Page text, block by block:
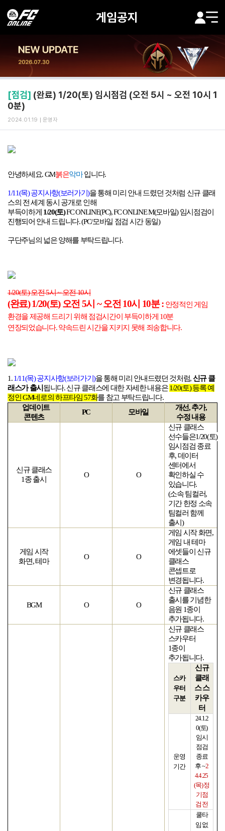
게임공지
[점검] (완료) 1/20(토) 임시점검 (오전 5시 ~ 오전 10시 1
0분)
2024.01.19 운영자
안녕하세요.GM붉은악마입니다.
1/11(목)공지사항(보러가기)을 통해 미리 안내 드렸던 것처럼 신규 클래
스의 전 세계 동시 공개로 인해
부득이하게 1/20(토)FC ONLINE(PC), FC ONLINE M(모바일)임시점검이
진행되어 안내 드립니다. (PC/모바일 점검 시간 동일)
구단주님의 넓은 양해를 부탁드립니다.
1/20(토)오전5시~오전10시
(완료) 1/20(토)오전 5시 ~오전 10시 10분: 안정적인 게임
환경을 제공해 드리기 위해 점검시간이 부득이하게 10분
연장되었습니다.약속드린 시간을 지키지 못해 죄송합니다.
1.1/11(목)공지사항(보러가기)을 통해 미리 안내드렸던 것처럼,신규 클
래스가 출시 됩니다.신규 클래스에 대한 자세한 내용은1/20(토)등록 예
정인 GM네로의 하프타임57화를 참고 부탁드립니다.
업데이트
콘텐츠
PC 모바일
개선,추가,
수정 내용
신규 클래스
1종 출시
O O
신규 클래스
선수들은1/20(토)
임시점검 종료
후,데이터
센터에서
확인하실 수
있습니다.
(소속 팀컬러,
기간 한정 소속
팀컬러 함께
출시 )
게임 시작
화면,테마
O O
게임 시작 화면,
게임 내 테마
에셋들이 신규
클래스
콘셉트로
변경됩니다.
BGM O O
신규 클래스
출시를 기념한
음원 1종이
추가됩니다.
신규 클래스
스카우터
1종이
추가됩니다.
스카
우터
구분
신규
클래
스 스
카우
터
운영
기간
24.1.2
0(토)
임시
점검
종료
후~2
4.4.25
(목)정
기점
검 전
쿨타
임 없